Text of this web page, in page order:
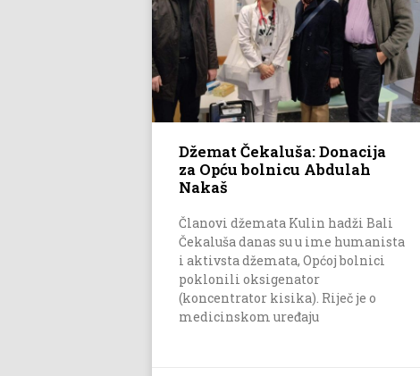
Džemat Čekaluša: Donacija
za Opću bolnicu Abdulah
Nakaš
Članovi džemata Kulin hadži Bali
Čekaluša danas su u ime humanista
i aktivsta džemata, Općoj bolnici
poklonili oksigenator
(koncentrator kisika). Riječ je o
medicinskom uređaju